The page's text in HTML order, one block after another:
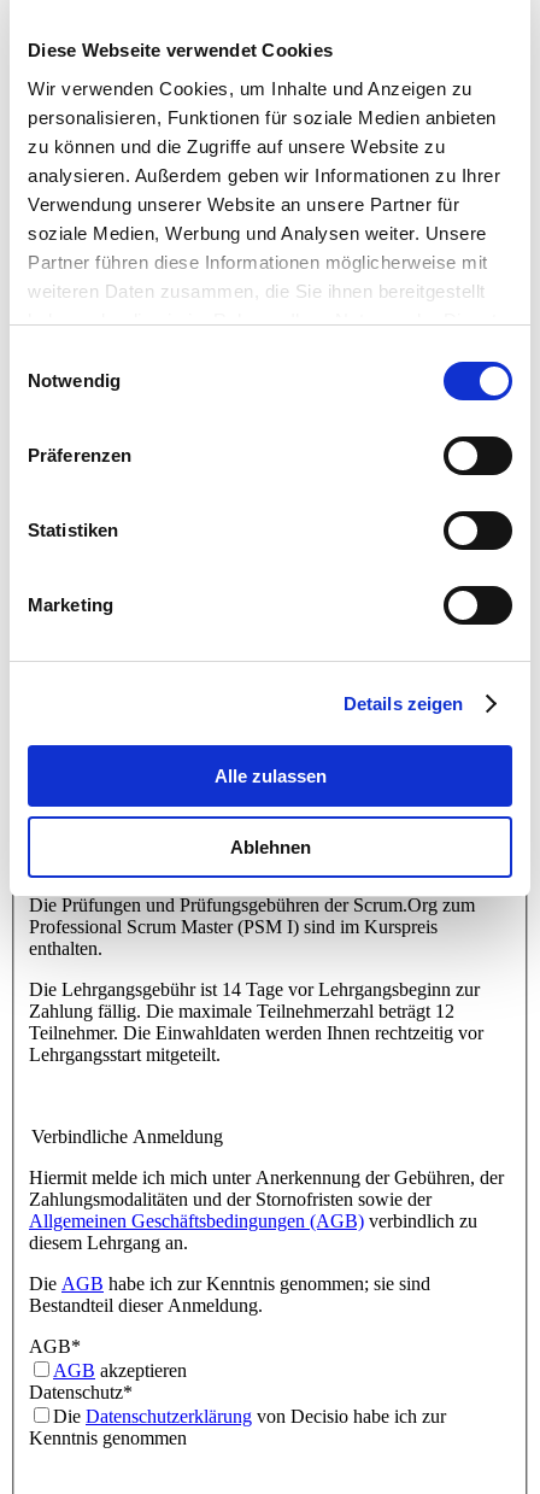
Diese Webseite verwendet Cookies
Wir verwenden Cookies, um Inhalte und Anzeigen zu
personalisieren, Funktionen für soziale Medien anbieten
zu können und die Zugriffe auf unsere Website zu
analysieren. Außerdem geben wir Informationen zu Ihrer
Verwendung unserer Website an unsere Partner für
soziale Medien, Werbung und Analysen weiter. Unsere
Partner führen diese Informationen möglicherweise mit
weiteren Daten zusammen, die Sie ihnen bereitgestellt
haben oder die sie im Rahmen Ihrer Nutzung der Dienste
Notwendig
Präferenzen
Statistiken
Marketing
Details zeigen
Alle zulassen
Ablehnen
E-Mail *
Babette Spreier
Sie haben Fragen zur Anmeldung?
Firma / Name
Straße / Hausnr.
Seminarbeginn 1.260,- Eurozuzüglich 19% USt., d.h. Brutto
. Danach beträgt die Lehrgangsgebühr
Die Prüfungen und Prüfungsgebühren der Scrum.Org zum
Professional Scrum Master (PSM I) sind im Kurspreis
enthalten.
Die Lehrgangsgebühr ist 14 Tage vor Lehrgangsbeginn zur
Zahlung fällig. Die maximale Teilnehmerzahl beträgt 12
Teilnehmer. Die Einwahldaten werden Ihnen rechtzeitig vor
Lehrgangsstart mitgeteilt.
Verbindliche Anmeldung
Hiermit melde ich mich unter Anerkennung der Gebühren, der
Zahlungsmodalitäten und der Stornofristen sowie der
Allgemeinen Geschäftsbedingungen (AGB) verbindlich zu
diesem Lehrgang an.
Die AGB habe ich zur Kenntnis genommen; sie sind
Bestandteil dieser Anmeldung.
AGB*
AGB akzeptieren
Datenschutz*
Die Datenschutzerklärung von Decisio habe ich zur
Kenntnis genommen